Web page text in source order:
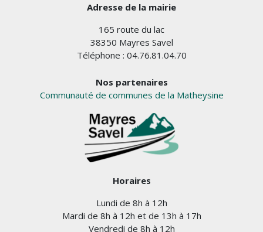
Adresse de la mairie
165 route du lac
38350 Mayres Savel
Téléphone : 04.76.81.04.70
Nos partenaires
Communauté de communes de la Matheysine
Horaires
Lundi de 8h à 12h
Mardi de 8h à 12h et de 13h à 17h
Vendredi de 8h à 12h